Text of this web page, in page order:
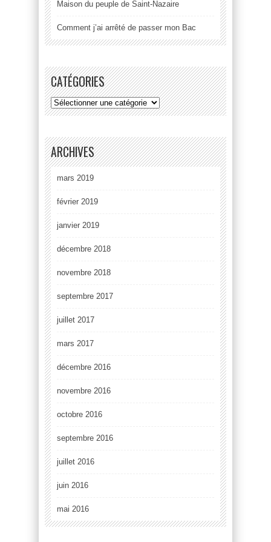
Maison du peuple de Saint-Nazaire
Comment j’ai arrêté de passer mon Bac
CATÉGORIES
ARCHIVES
mars 2019
février 2019
janvier 2019
décembre 2018
novembre 2018
septembre 2017
juillet 2017
mars 2017
décembre 2016
novembre 2016
octobre 2016
septembre 2016
juillet 2016
juin 2016
mai 2016